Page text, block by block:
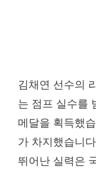
김채연 선수의
는 점프 실수를
메달을 획득했
가 차지했습니
뛰어난 실력은